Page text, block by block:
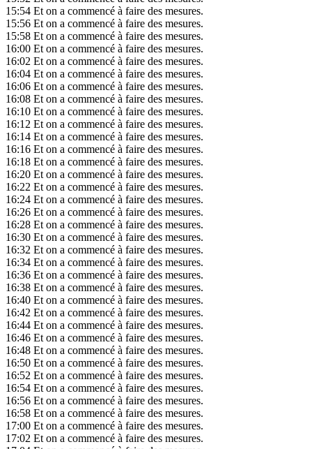
15:54 Et on a commencé à faire des mesures.
15:56 Et on a commencé à faire des mesures.
15:58 Et on a commencé à faire des mesures.
16:00 Et on a commencé à faire des mesures.
16:02 Et on a commencé à faire des mesures.
16:04 Et on a commencé à faire des mesures.
16:06 Et on a commencé à faire des mesures.
16:08 Et on a commencé à faire des mesures.
16:10 Et on a commencé à faire des mesures.
16:12 Et on a commencé à faire des mesures.
16:14 Et on a commencé à faire des mesures.
16:16 Et on a commencé à faire des mesures.
16:18 Et on a commencé à faire des mesures.
16:20 Et on a commencé à faire des mesures.
16:22 Et on a commencé à faire des mesures.
16:24 Et on a commencé à faire des mesures.
16:26 Et on a commencé à faire des mesures.
16:28 Et on a commencé à faire des mesures.
16:30 Et on a commencé à faire des mesures.
16:32 Et on a commencé à faire des mesures.
16:34 Et on a commencé à faire des mesures.
16:36 Et on a commencé à faire des mesures.
16:38 Et on a commencé à faire des mesures.
16:40 Et on a commencé à faire des mesures.
16:42 Et on a commencé à faire des mesures.
16:44 Et on a commencé à faire des mesures.
16:46 Et on a commencé à faire des mesures.
16:48 Et on a commencé à faire des mesures.
16:50 Et on a commencé à faire des mesures.
16:52 Et on a commencé à faire des mesures.
16:54 Et on a commencé à faire des mesures.
16:56 Et on a commencé à faire des mesures.
16:58 Et on a commencé à faire des mesures.
17:00 Et on a commencé à faire des mesures.
17:02 Et on a commencé à faire des mesures.